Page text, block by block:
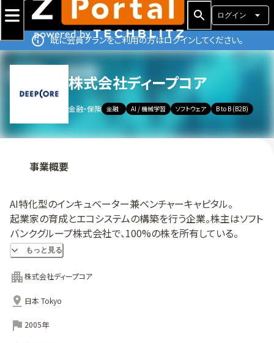
ログイン
既に会員プランをご利用の方はログインしてください。
株式会社ディープコア
金融・保険 金融 AI / 機械学習 ソフトウェア B to B (B2B)
事業概要
AI特化型のインキュベーター兼ベンチャーキャピタル。
起業家の育成とエコシステムの構築を行う企業。株主はソフト
バンクグループ株式会社で、100%の株を所有している。
対象事業領域はディープラーニングやAIの周辺領域技術をベ
ースにビジネスを行う企業。投資検討から投資実行までの期
間は、通常1ヶ月程で行われる。
もっと見る
株式会社ディープコア
日本 Tokyo
2005年